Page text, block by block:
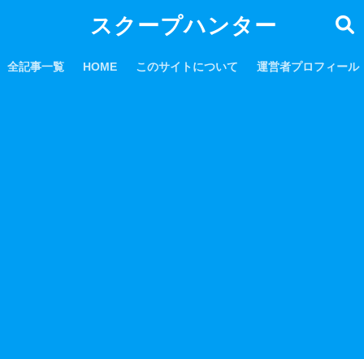
スクープハンター
全記事一覧 HOME このサイトについて 運営者プロフィール